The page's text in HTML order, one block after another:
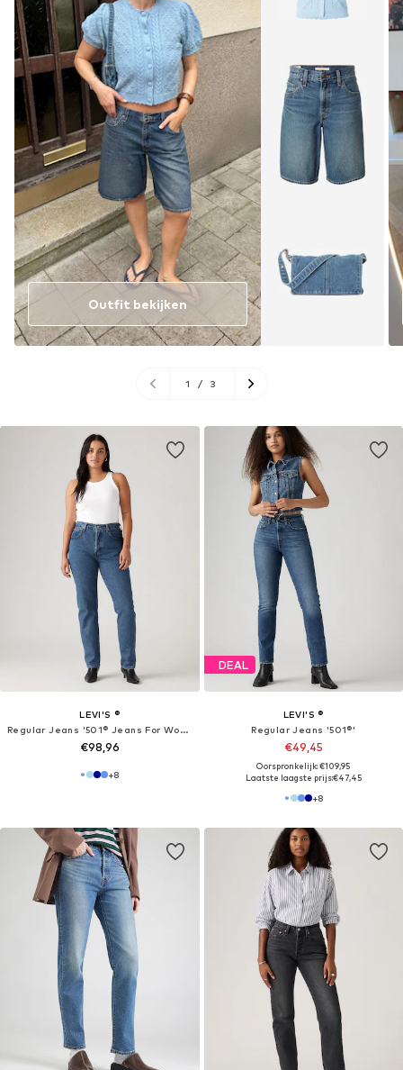
Outfit bekijken
1 / 3
LEVI'S ®
Regular Jeans '501® Jeans For Women'
€98,96
+8
DEAL
LEVI'S ®
Regular Jeans '501®'
€49,45
Oorspronkelijk: €109,95
Laatste laagste prijs:€47,45
+8